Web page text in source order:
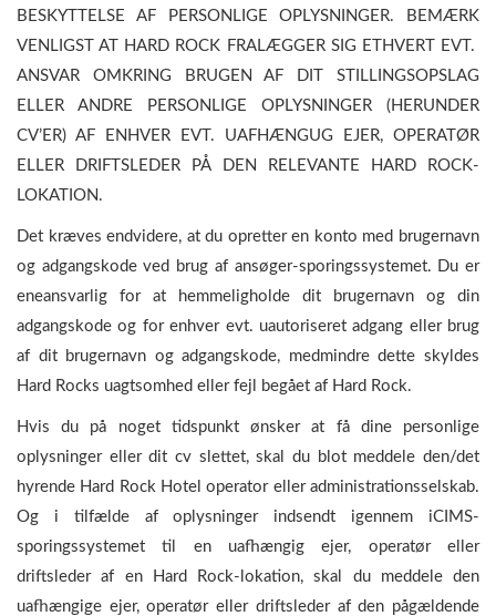
BESKYTTELSE AF PERSONLIGE OPLYSNINGER. BEMÆRK
VENLIGST AT HARD ROCK FRALÆGGER SIG ETHVERT EVT.
ANSVAR OMKRING BRUGEN AF DIT STILLINGSOPSLAG
ELLER ANDRE PERSONLIGE OPLYSNINGER (HERUNDER
CV’ER) AF ENHVER EVT. UAFHÆNGUG EJER, OPERATØR
ELLER DRIFTSLEDER PÅ DEN RELEVANTE HARD ROCK-
LOKATION.
Det kræves endvidere, at du opretter en konto med brugernavn
og adgangskode ved brug af ansøger-sporingssystemet. Du er
eneansvarlig for at hemmeligholde dit brugernavn og din
adgangskode og for enhver evt. uautoriseret adgang eller brug
af dit brugernavn og adgangskode, medmindre dette skyldes
Hard Rocks uagtsomhed eller fejl begået af Hard Rock.
Hvis du på noget tidspunkt ønsker at få dine personlige
oplysninger eller dit cv slettet, skal du blot meddele den/det
hyrende Hard Rock Hotel operator eller administrationsselskab.
Og i tilfælde af oplysninger indsendt igennem iCIMS-
sporingssystemet til en uafhængig ejer, operatør eller
driftsleder af en Hard Rock-lokation, skal du meddele den
uafhængige ejer, operatør eller driftsleder af den pågældende